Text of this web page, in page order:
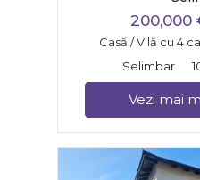
200,000
Casă / Vilă cu 4
Selimbar
Vezi mai